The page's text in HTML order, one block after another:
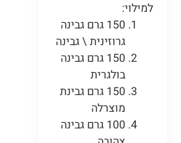
למילוי:
150 גרם גבינה
גרוזינית \ גבינה
150 גרם גבינה
בולגרית
150 גרם גבינת
מוצרלה
100 גרם גבינה